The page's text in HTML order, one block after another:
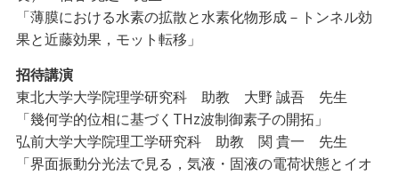
「薄膜における水素の拡散と水素化物形成－トンネル効
果と近藤効果，モット転移」
招待講演
東北大学大学院理学研究科 助教 大野 誠吾 先生
「幾何学的位相に基づくTHz波制御素子の開拓」
弘前大学大学院理工学研究科 助教 関 貴一 先生
「界面振動分光法で見る，気液・固液の電荷状態とイオ